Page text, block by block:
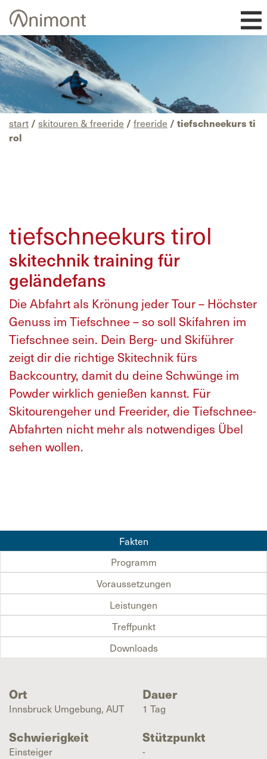
Skip
content
start / skitouren & freeride / freeride / tiefschneekurs ti
rol
tiefschneekurs tirol
skitechnik training für
geländefans
Die Abfahrt als Krönung jeder Tour – Höchster
Genuss im Tiefschnee – so soll Skifahren im
Tiefschnee sein. Dein Berg- und Skiführer
zeigt dir die richtige Skitechnik fürs
Backcountry, damit du deine Schwünge im
Powder wirklich genießen kannst. Für
Skitourengeher und Freerider, die Tiefschnee-
Abfahrten nicht mehr als notwendiges Übel
sehen wollen.
Fakten
Programm
Voraussetzungen
Leistungen
Treffpunkt
Downloads
Ort
Innsbruck Umgebung, AUT
Dauer
1 Tag
Schwierigkeit
Einsteiger
Stützpunkt
-